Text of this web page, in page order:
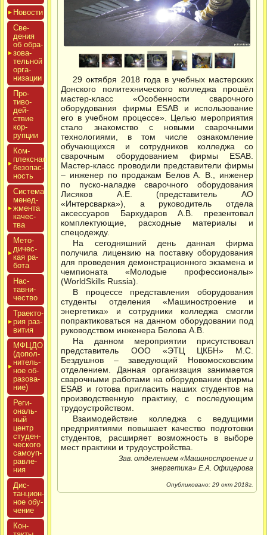
Новос­ти
Све­
дения
об об­ра­
зова­
тель­ной
ор­га­
низа­ции
Про­
тиво­
дей­
ствие
кор­
рупции
Ком­
плексная
бе­зопас­
ность
Сис­те­ма
ме­нед­
жмен­та
ка­чес­
тва
Мето­
дичес­
кая ра­
бота
Нас­
тавни­
чес­тво
Тра­ек­то­
рия раз­
ви­тия
МФЦДО
(до­пол­
ни­тель­
ное об­
ра­зова­
ние)
Реги­
ональ­
ный
центр
сту­ден­
ческо­го
са­мо­уп­
равле­
ния
Дис­
танци­он­
ное обу­
чение
Кон­
29 октября 2018 года в учебных мастерских
Донского политехнического колледжа прошёл
мастер-класс «Особенности сварочного
оборудования фирмы ESAB и использование
его в учебном процессе». Целью мероприятия
стало знакомство с новыми сварочными
технологиями, в том числе ознакомление
обучающихся и сотрудников колледжа со
сварочным оборудованием фирмы ESAB.
Мастер-класс проводили представители фирмы
– инженер по продажам Белов А. В., инженер
по пуско-наладке сварочного оборудования
Лисяков А.Е. (представитель АО
«Интерсварка»), а руководитель отдела
аксессуаров Бархударов А.В. презентовал
комплектующие, расходные материалы и
спецодежду.
На сегодняшний день данная фирма
получила лицензию на поставку оборудования
для проведения демонстрационного экзамена и
чемпионата «Молодые профессионалы»
(WorldSkills Russia).
В процессе представления оборудования
студенты отделения «Машиностроение и
энергетика» и сотрудники колледжа смогли
попрактиковаться на данном оборудовании под
руководством инженера Белова А.В.
На данном мероприятии присутствовал
представитель ООО «ЭТЦ ЦКБН» М.С.
Бездушнов – заведующий Новомосковским
отделением. Данная организация занимается
сварочными работами на оборудовании фирмы
ESAB и готова пригласить наших студентов на
производственную практику, с последующим
трудоустройством.
Взаимодействие колледжа с ведущими
предприятиями повышает качество подготовки
студентов, расширяет возможность в выборе
мест практики и трудоустройства.
Зав. отделением «Машиностроение и
энергетика» Е.А. Офицерова
Опубликовано: 29 окт 2018г.